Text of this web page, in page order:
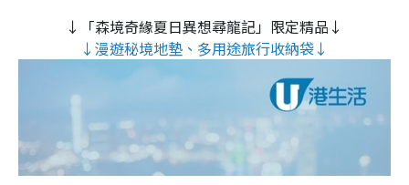
↓「森境奇緣夏日異想尋龍記」限定精品↓
↓漫遊秘境地墊、多用途旅行收納袋↓